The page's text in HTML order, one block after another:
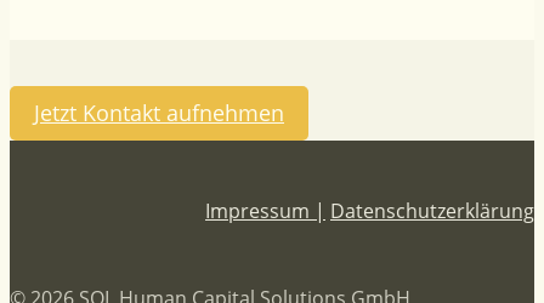
Jetzt Kontakt aufnehmen
Impressum | Datenschutzerklärung